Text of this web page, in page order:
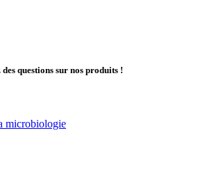
questions sur nos produits !
microbiologie